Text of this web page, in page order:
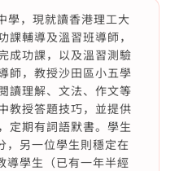
，現就讀香港理工大
課輔導及溫習班導師，
成功課，以及溫習測驗
師，教授沙田區小五學
讀理解、文法、作文等
教授答題技巧，並提供
定期有詞語默書。學生
，另一位學生則穩定在
導學生（已有一年半經